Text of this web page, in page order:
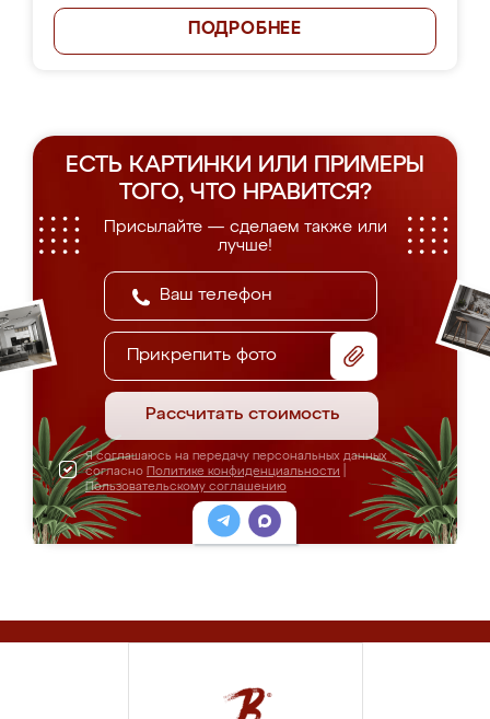
ПОДРОБНЕЕ
ЕСТЬ КАРТИНКИ ИЛИ ПРИМЕРЫ
ТОГО, ЧТО НРАВИТСЯ?
Присылайте — сделаем также или
лучше!
Прикрепить фото
Рассчитать стоимость
Я соглашаюсь на передачу персональных данных
согласно Политике конфиденциальности
Пользовательскому соглашению